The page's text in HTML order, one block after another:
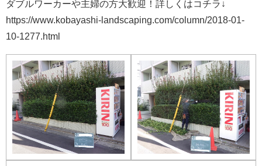
ダブルワーカーや主婦の方大歓迎！詳しくはコチラ↓
https://www.kobayashi-landscaping.com/column/2018-01-
10-1277.html